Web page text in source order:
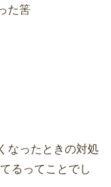
た筈
なったときの対処
るってことでし